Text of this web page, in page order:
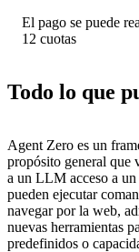
El pago se puede
12 cuotas
Todo lo que
Agent Zero es un
propósito general que
a un LLM acceso a
pueden ejecutar
navegar por la web,
nuevas herramientas
predefinidos o